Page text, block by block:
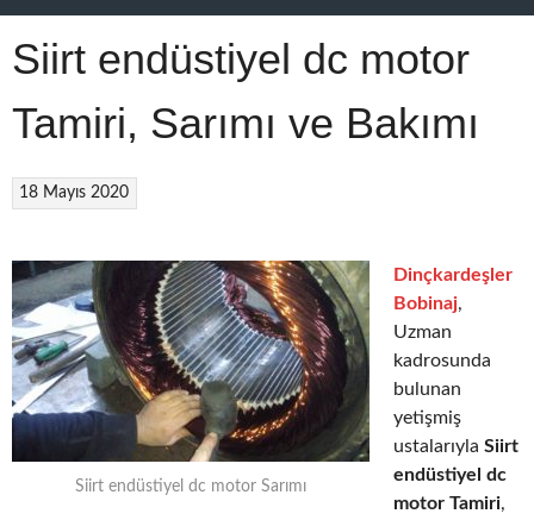
Siirt endüstiyel dc motor
Tamiri, Sarımı ve Bakımı
18 Mayıs 2020
Siirt endüstiyel dc motor Sarımı
Dinçkardeşler
Bobinaj,
Uzman
kadrosunda
bulunan
yetişmiş
ustalarıyla Siirt
endüstiyel dc
motor Tamiri,